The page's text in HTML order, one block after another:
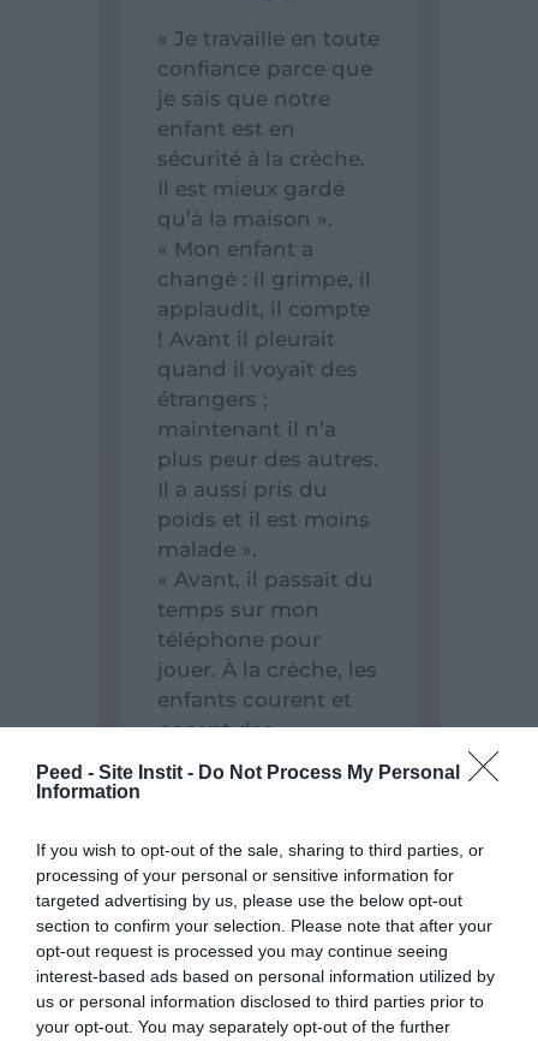
Peed - Site Instit - Do Not Process My Personal
Information
If you wish to opt-out of the sale, sharing to third parties, or
processing of your personal or sensitive information for
targeted advertising by us, please use the below opt-out
section to confirm your selection. Please note that after your
opt-out request is processed you may continue seeing
interest-based ads based on personal information utilized by
us or personal information disclosed to third parties prior to
your opt-out. You may separately opt-out of the further
« Je travaille en toute
confiance parce que
je sais que notre
enfant est en
sécurité à la crèche.
Il est mieux gardé
qu’à la maison ».
« Mon enfant a
changé : il grimpe, il
applaudit, il compte
! Avant il pleurait
quand il voyait des
étrangers ;
maintenant il n’a
plus peur des autres.
Il a aussi pris du
poids et il est moins
malade ».
« Avant, il passait du
temps sur mon
téléphone pour
jouer. À la crèche, les
enfants courent et
posent des
questions. Quand il
rentre à la maison, il
fait à la crèche. »
« Avant l’inscription,
je m’occupais de
mon enfant.
Maintenant, j’ai
suffisamment de
temps pour travailler